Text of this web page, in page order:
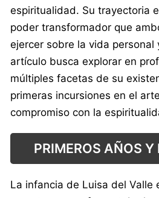
espiritualidad. Su trayectoria
poder transformador que
ejercer sobre la vida personal
artículo busca explorar en
múltiples facetas de su
primeras incursiones en el
compromiso con la
PRIMEROS AÑOS
La infancia de Luisa del Valle